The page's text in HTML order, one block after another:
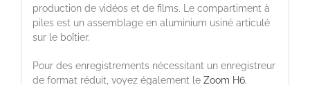
production de vidéos et de films. Le compartiment à
piles est un assemblage en aluminium usiné articulé
sur le boîtier.
Pour des enregistrements nécessitant un enregistreur
de format réduit, voyez également le Zoom H6.